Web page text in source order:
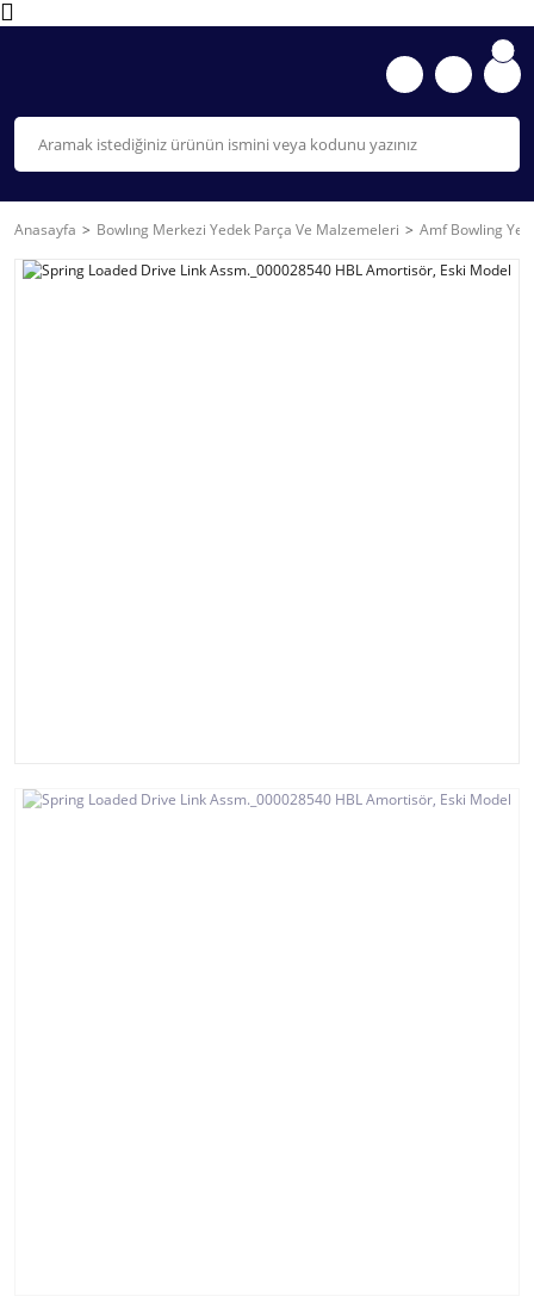
Anasayfa Bowlıng Merkezi Yedek Parça Ve Malzemeleri Amf Bowling